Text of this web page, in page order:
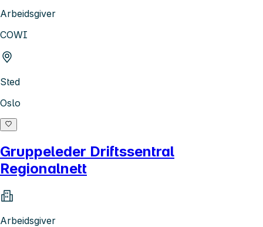
Arbeidsgiver
COWI
Sted
Oslo
Gruppeleder Driftssentral
Regionalnett
Arbeidsgiver